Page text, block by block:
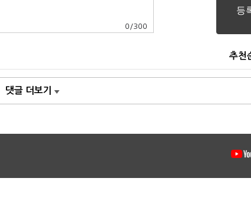
0 /300
추천
댓글 더보기